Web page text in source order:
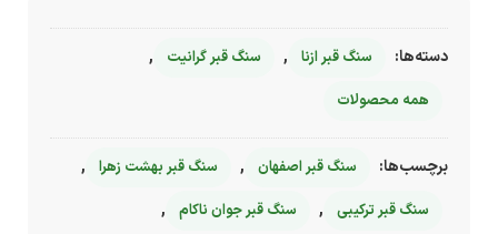
دسته‌ها: سنگ قبر ازنا , سنگ قبر گرانیت ,
همه محصولات
برچسب‌ها: سنگ قبر اصفهان , سنگ قبر بهشت زهرا ,
سنگ قبر ترکیبی , سنگ قبر جوان ناکام ,